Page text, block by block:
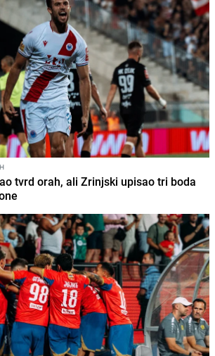
tvrd orah, ali Zrinjski upisao tri boda